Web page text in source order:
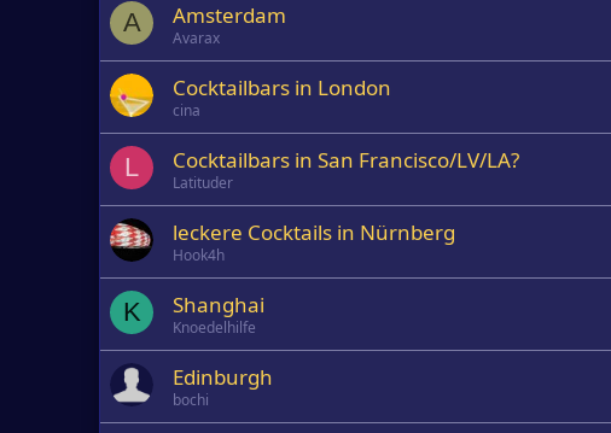
A Amsterdam
Avarax
Cocktailbars in London
cina
L Cocktailbars in San Francisco/LV/LA?
Latituder
leckere Cocktails in Nürnberg
Hook4h
K Shanghai
Knoedelhilfe
Edinburgh
bochi